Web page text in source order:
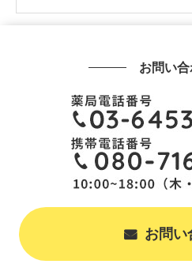
お問い
お問い